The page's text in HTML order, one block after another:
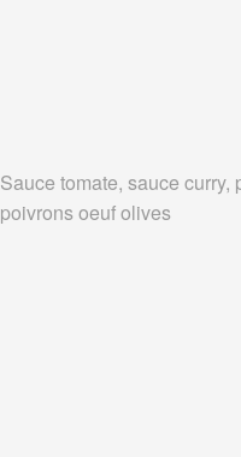
Sauce tomate, sauce curry,
poivrons oeuf olives